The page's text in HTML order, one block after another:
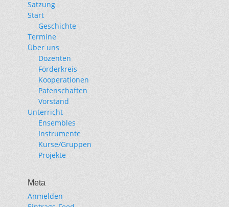
Satzung
Start
Geschichte
Termine
Über uns
Dozenten
Förderkreis
Kooperationen
Patenschaften
Vorstand
Unterricht
Ensembles
Instrumente
Kurse/Gruppen
Projekte
Meta
Anmelden